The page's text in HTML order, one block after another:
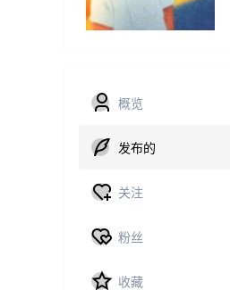
概览
发布的
关注
粉丝
收藏